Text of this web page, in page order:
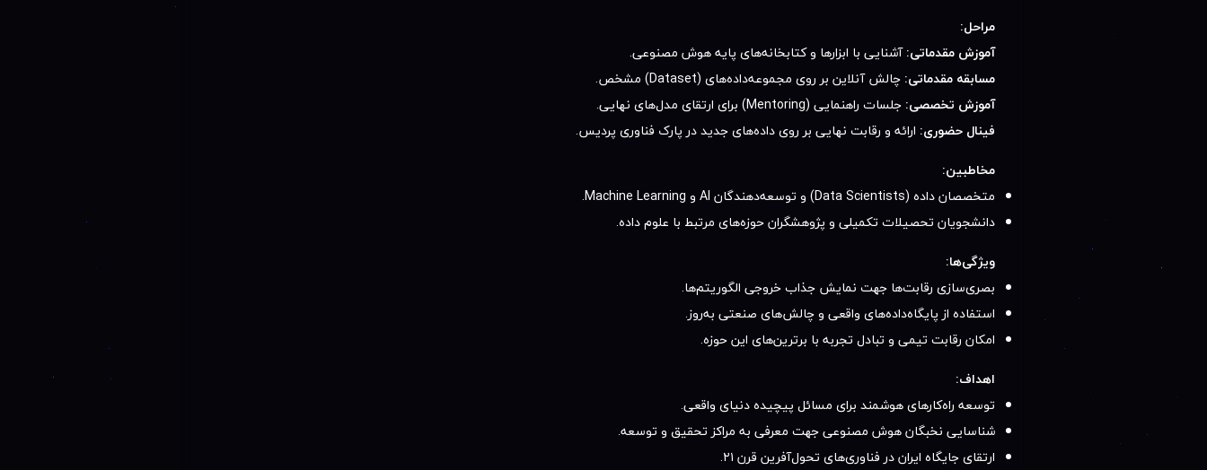
مراحل:
آموزش مقدماتی:آشنایی با ابزارها و کتابخانه‌های پایه هوش مصنوعی.
مسابقه مقدماتی: چالش آنلاین بر روی مجموعه‌داده‌های (Dataset) مشخص.
آموزش تخصصی: جلسات راهنمایی (Mentoring) برای ارتقای مدل‌های نهایی.
فینال حضوری: ارائه و رقابت نهایی بر روی داده‌های جدید در پارک فناوری پردیس.
مخاطبین:
متخصصان داده (Data Scientists) و توسعه‌دهندگان AI و Machine Learning.
دانشجویان تحصیلات تکمیلی و پژوهشگران حوزه‌های مرتبط با علوم داده.
ویژگی‌ها:
بصری‌سازی رقابت‌ها جهت نمایش جذاب خروجی الگوریتم‌ها.
استفاده از پایگاه‌داده‌های واقعی و چالش‌های صنعتی به‌روز.
امکان رقابت تیمی و تبادل تجربه با برترین‌های این حوزه.
اهداف:
توسعه راه‌کارهای هوشمند برای مسائل پیچیده دنیای واقعی.
شناسایی نخبگان هوش مصنوعی جهت معرفی به مراکز تحقیق و توسعه.
ارتقای جایگاه ایران در فناوری‌های تحول‌آفرین قرن ۲۱.